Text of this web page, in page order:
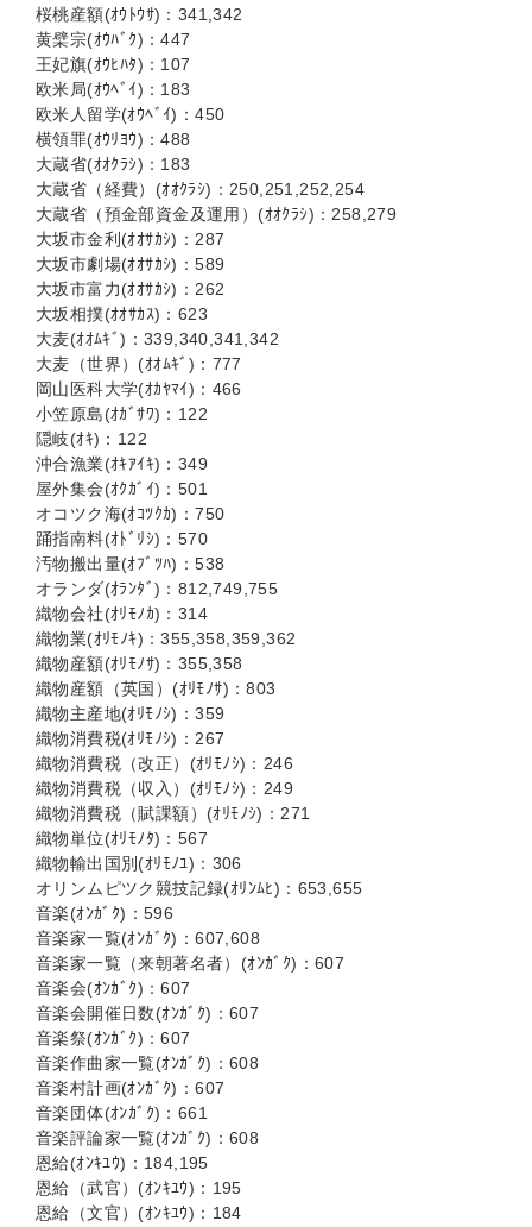
桜桃産額(ｵｳﾄｳｻ)：341,342
黄檗宗(ｵｳﾊﾞｸ)：447
王妃旗(ｵｳﾋﾊﾀ)：107
欧米局(ｵｳﾍﾞｲ)：183
欧米人留学(ｵｳﾍﾞｲ)：450
横領罪(ｵｳﾘﾖｳ)：488
大蔵省(ｵｵｸﾗｼ)：183
大蔵省（経費）(ｵｵｸﾗｼ)：250,251,252,254
大蔵省（預金部資金及運用）(ｵｵｸﾗｼ)：258,279
大坂市金利(ｵｵｻｶｼ)：287
大坂市劇場(ｵｵｻｶｼ)：589
大坂市富力(ｵｵｻｶｼ)：262
大坂相撲(ｵｵｻｶｽ)：623
大麦(ｵｵﾑｷﾞ)：339,340,341,342
大麦（世界）(ｵｵﾑｷﾞ)：777
岡山医科大学(ｵｶﾔﾏｲ)：466
小笠原島(ｵｶﾞｻﾜ)：122
隠岐(ｵｷ)：122
沖合漁業(ｵｷｱｲｷ)：349
屋外集会(ｵｸｶﾞｲ)：501
オコツク海(ｵｺﾂｸｶ)：750
踊指南料(ｵﾄﾞﾘｼ)：570
汚物搬出量(ｵﾌﾞﾂﾊ)：538
オランダ(ｵﾗﾝﾀﾞ)：812,749,755
織物会社(ｵﾘﾓﾉｶ)：314
織物業(ｵﾘﾓﾉｷ)：355,358,359,362
織物産額(ｵﾘﾓﾉｻ)：355,358
織物産額（英国）(ｵﾘﾓﾉｻ)：803
織物主産地(ｵﾘﾓﾉｼ)：359
織物消費税(ｵﾘﾓﾉｼ)：267
織物消費税（改正）(ｵﾘﾓﾉｼ)：246
織物消費税（収入）(ｵﾘﾓﾉｼ)：249
織物消費税（賦課額）(ｵﾘﾓﾉｼ)：271
織物単位(ｵﾘﾓﾉﾀ)：567
織物輸出国別(ｵﾘﾓﾉﾕ)：306
オリンムピツク競技記録(ｵﾘﾝﾑﾋ)：653,655
音楽(ｵﾝｶﾞｸ)：596
音楽家一覧(ｵﾝｶﾞｸ)：607,608
音楽家一覧（来朝著名者）(ｵﾝｶﾞｸ)：607
音楽会(ｵﾝｶﾞｸ)：607
音楽会開催日数(ｵﾝｶﾞｸ)：607
音楽祭(ｵﾝｶﾞｸ)：607
音楽作曲家一覧(ｵﾝｶﾞｸ)：608
音楽村計画(ｵﾝｶﾞｸ)：607
音楽団体(ｵﾝｶﾞｸ)：661
音楽評論家一覧(ｵﾝｶﾞｸ)：608
恩給(ｵﾝｷﾕｳ)：184,195
恩給（武官）(ｵﾝｷﾕｳ)：195
恩給（文官）(ｵﾝｷﾕｳ)：184